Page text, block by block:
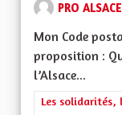
PRO ALSACE
Mon Code
proposition :
l’Alsace...
Filtrer les
Les